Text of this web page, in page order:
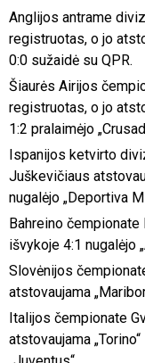
Anglijos antrame
registruotas, o jo
0:0 sužaidė su QPR.
Šiaurės Airijos
registruotas, o jo
1:2 pralaimėjo
Ispanijos ketvirto
Juškevičiaus
nugalėjo „Deportiva
Bahreino čempionate
išvykoje 4:1 nugalėjo
Slovėnijos
atstovaujama
Italijos čempionate
atstovaujama